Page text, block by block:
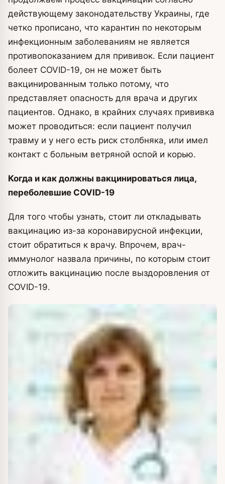
действующему законодательству Украины, где
четко прописано, что карантин по некоторым
инфекционным заболеваниям не является
противопоказанием для прививок. Если пациент
болеет COVID-19, он не может быть
вакцинированным только потому, что
представляет опасность для врача и других
пациентов. Однако, в крайних случаях прививка
может проводиться: если пациент получил
травму и у него есть риск столбняка, или имел
контакт с больным ветряной оспой и корью.
Когда и как должны вакцинироваться лица,
переболевшие COVID-19
Для того чтобы узнать, стоит ли откладывать
вакцинацию из-за коронавирусной инфекции,
стоит обратиться к врачу. Впрочем, врач-
иммунолог назвала причины, по которым стоит
отложить вакцинацию после выздоровления от
COVID-19.